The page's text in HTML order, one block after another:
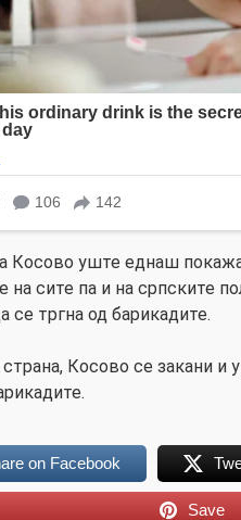
Косово уште еднаш
на сите па и на српските
се тргна од барикадите.
Косово се закани и
on Facebook
Save